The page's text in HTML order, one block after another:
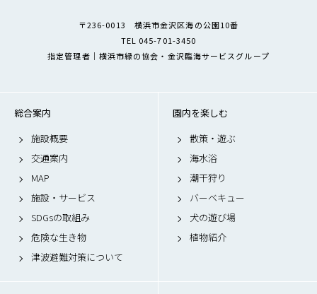
〒236-0013 横浜市金沢区海の公園10番
TEL 045-701-3450
指定管理者｜横浜市緑の協会・金沢臨海サービスグループ
総合案内
施設概要
交通案内
MAP
施設・サービス
SDGsの取組み
危険な生き物
津波避難対策について
園内を楽しむ
散策・遊ぶ
海水浴
潮干狩り
バーベキュー
犬の遊び場
植物紹介